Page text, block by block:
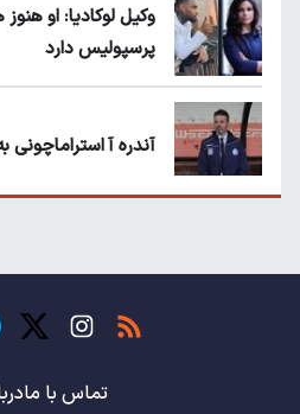
وکیل لوکادیا: او
پرسپولیس دارد
آندره آ
حسن روی هوا!
باشگاه های جهان
تماس با ما